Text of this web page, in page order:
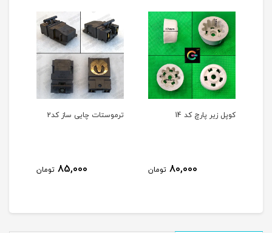
کوپل زیر پارچ کد 14
80,000 تومان
ترموستات چایی ساز کد2
85,000 تومان